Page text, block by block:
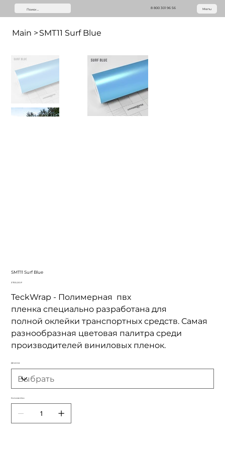
8 800 301 96 56 Menu
Main > SMT11 Surf Blue
SMT11 Surf Blue
Цена
3 700,00 ₽
TeckWrap - Полимерная пвх
пленка специально разработана для
полной оклейки транспортных средств. Самая
разнообразная цветовая палитра среди
производителей виниловых пленок.
Длинна
Количество